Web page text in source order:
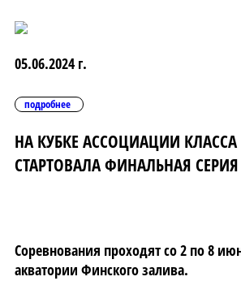
05.06.2024 г.
подробнее
НА КУБКЕ АССОЦИАЦИИ
СТАРТОВАЛА ФИНАЛЬНАЯ СЕРИЯ
Соревнования проходят со 2 по 8
акватории Финского залива.